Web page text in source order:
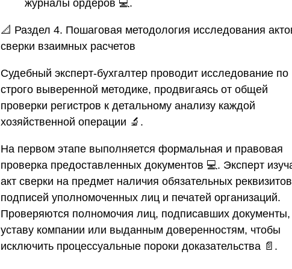
журналы ордеров 💻.
📐 Раздел 4. Пошаговая методология исследования
сверки взаимных расчетов
Судебный эксперт-бухгалтер проводит исследование по
строго выверенной методике, продвигаясь от общей
проверки регистров к детальному анализу каждой
хозяйственной операции 🔬.
На первом этапе выполняется формальная и правовая
проверка предоставленных документов 💻. Эксперт
акт сверки на предмет наличия обязательных
подписей уполномоченных лиц и печатей организаций.
Проверяются полномочия лиц, подписавших
уставу компании или выданным доверенностям, чтобы
исключить процессуальные пороки доказательства 📄.